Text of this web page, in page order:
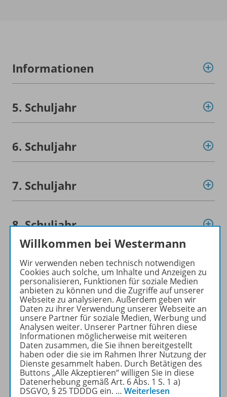
Informationen
5. Schuljahr
6. Schuljahr
7. Schuljahr
8. Schuljahr
9. Schuljahr
10. Schuljahr
Konzept
Werbematerial
Willkommen bei Westermann
Wir verwenden neben technisch notwendigen
Cookies auch solche, um Inhalte und Anzeigen zu
personalisieren, Funktionen für soziale Medien
anbieten zu können und die Zugriffe auf unserer
Webseite zu analysieren. Außerdem geben wir
Daten zu ihrer Verwendung unserer Webseite an
unsere Partner für soziale Medien, Werbung und
Analysen weiter. Unserer Partner führen diese
Informationen möglicherweise mit weiteren
Daten zusammen, die Sie ihnen bereitgestellt
haben oder die sie im Rahmen Ihrer Nutzung der
Dienste gesammelt haben. Durch Betätigen des
Buttons „Alle Akzeptieren“ willigen Sie in diese
Datenerhebung gemäß Art. 6 Abs. 1 S. 1 a)
DSGVO, § 25 TDDDG ein. … Weiterlesen